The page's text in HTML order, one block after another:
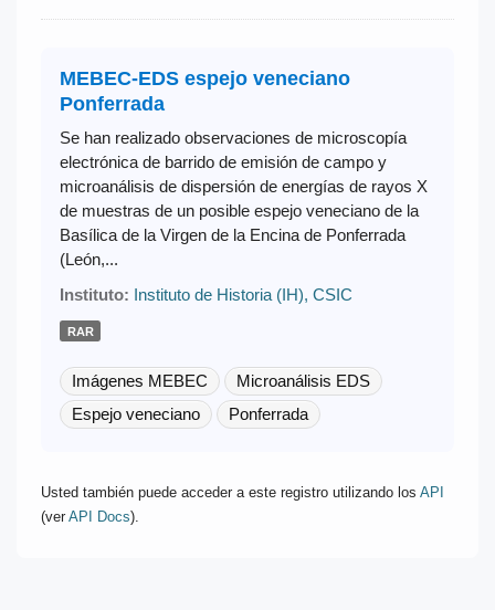
MEBEC-EDS espejo veneciano
Ponferrada
Se han realizado observaciones de microscopía
electrónica de barrido de emisión de campo y
microanálisis de dispersión de energías de rayos X
de muestras de un posible espejo veneciano de la
Basílica de la Virgen de la Encina de Ponferrada
(León,...
Instituto: Instituto de Historia (IH), CSIC
RAR
Imágenes MEBEC
Microanálisis EDS
Espejo veneciano
Ponferrada
Usted también puede acceder a este registro utilizando los API
(ver API Docs).